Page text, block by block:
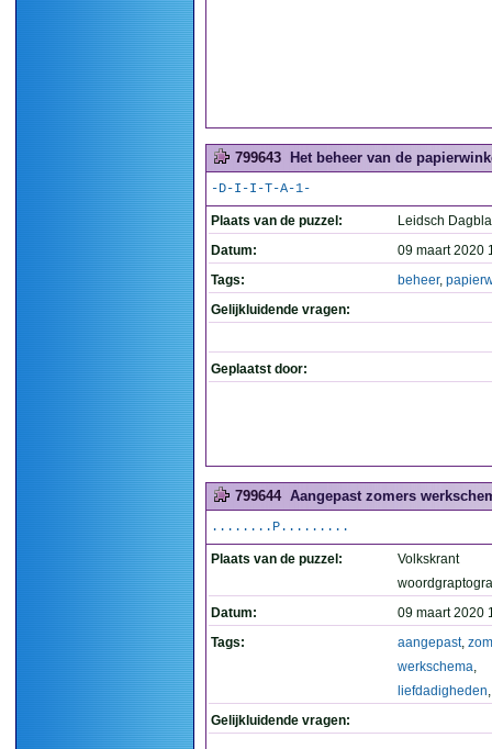
799643 Het beheer van de
-D-I-I-T-A-1-
Plaats van de puzzel:
Leidsch
Datum:
09 maart 2020
Tags:
beheer,
Gelijkluidende vragen:
Geplaatst door:
799644 Aangepast zomers
........P.........
Plaats van de puzzel:
Volkskrant
Datum:
09 maart 2020
Tags:
aangepast,
werkschema,
liefdadigheden
Gelijkluidende vragen: